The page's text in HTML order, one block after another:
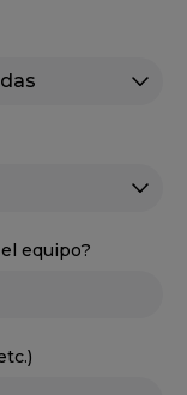
equipo?